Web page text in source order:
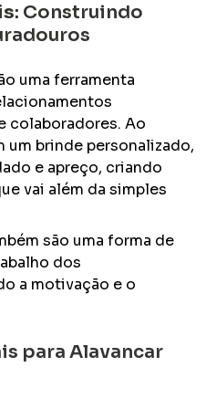
: Construindo
uma ferramenta
colaboradores. Ao
um brinde personalizado,
e apreço, criando
vai além da simples
são uma forma de
dos
a motivação e o
para Alavancar